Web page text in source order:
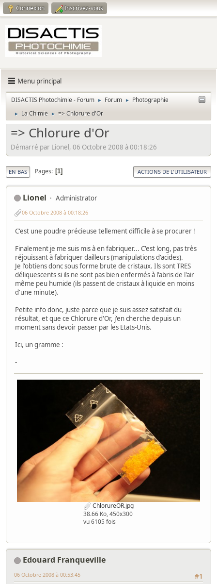
Connexion Inscrivez-vous
Menu principal
DISACTIS Photochimie - Forum ► Forum ► Photographie
► La Chimie ► => Chlorure d'Or
=> Chlorure d'Or
Démarré par Lionel, 06 Octobre 2008 à 00:18:26
EN BAS Pages 1 ACTIONS DE L'UTILISATEUR
Lionel Administrator
06 Octobre 2008 à 00:18:26
C'est une poudre précieuse tellement difficile à se procurer !
Finalement je me suis mis à en fabriquer... C'est long, pas très
réjouissant à fabriquer dailleurs (manipulations d'acides).
Je l'obtiens donc sous forme brute de cristaux. Ils sont TRES
déliquescents si ils ne sont pas bien enfermés à l'abris de l'air
même peu humide (ils passent de cristaux à liquide en moins
d'une minute).
Petite info donc, juste parce que je suis assez satisfait du
résultat, et que ce Chlorure d'Or, j'en cherche depuis un
moment sans devoir passer par les Etats-Unis.
Ici, un gramme :
-
ChlorureOR.jpg
38.66 Ko, 450x300
vu 6105 fois
Edouard Franqueville
#1
06 Octobre 2008 à 00:53:45